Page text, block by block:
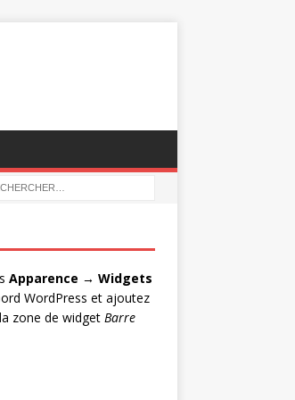
Apparence → Widgets
WordPress et ajoutez
zone de widget Barre